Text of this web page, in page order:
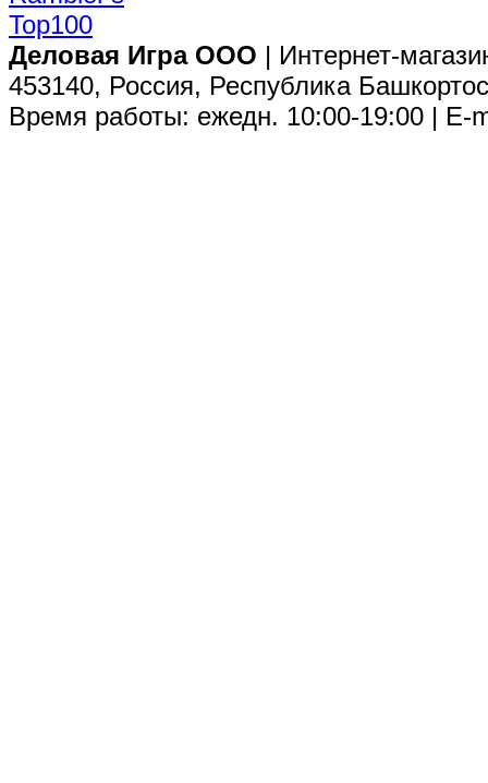
Деловая Игра ООО | Интернет-
453140, Россия, Республика
Время работы: ежедн. 10:00-19:00 | E-